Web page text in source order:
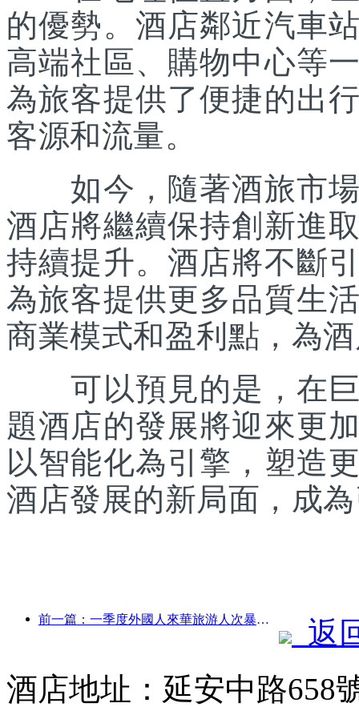
的優勢。酒店鄰近汽車
高端社區、購物中心等
為旅客提供了便捷的出
客源和流量。
如今，隨著酒旅市場
酒店將繼續保持創新進
持續提升。酒店將不斷
為旅客提供更多品質生
商業模式和盈利點，為
可以預見的是，在巨
題酒店的發展將迎來更
以智能化為引擎，塑造
酒店發展的新局面，成
前一篇：一季度外國人來華旅游人次暴漲4成
返
酒店地址：延安中路658